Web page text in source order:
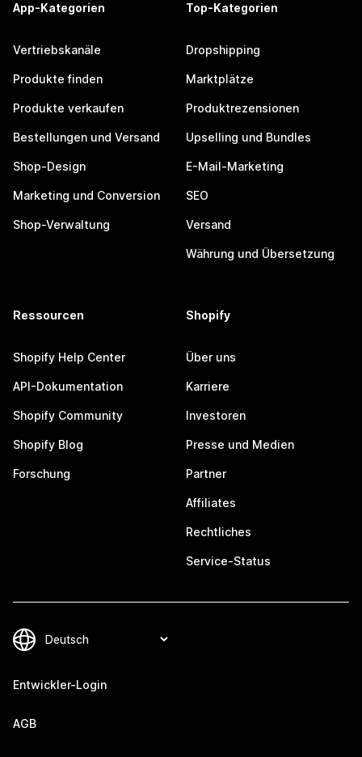
App-Kategorien
Vertriebskanäle
Produkte finden
Produkte verkaufen
Bestellungen und Versand
Shop-Design
Marketing und Conversion
Shop-Verwaltung
Top-Kategorien
Dropshipping
Marktplätze
Produktrezensionen
Upselling und Bundles
E-Mail-Marketing
SEO
Versand
Währung und Übersetzung
Ressourcen
Shopify Help Center
API-Dokumentation
Shopify Community
Shopify Blog
Forschung
Shopify
Über uns
Karriere
Investoren
Presse und Medien
Partner
Affiliates
Rechtliches
Service-Status
Entwickler-Login
AGB